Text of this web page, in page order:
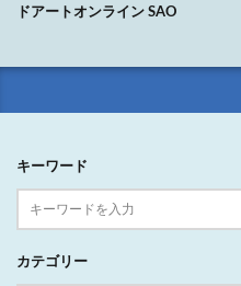
ドアートオンライン SAO
キーワード
カテゴリー